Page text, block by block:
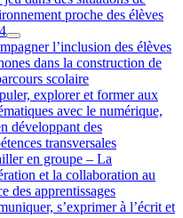
proche des élèves
l’inclusion des élèves
dans la construction de
scolaire
explorer et former aux
avec le numérique,
développant des
transversales
en groupe – La
et la collaboration au
des apprentissages
s’exprimer à l’écrit et